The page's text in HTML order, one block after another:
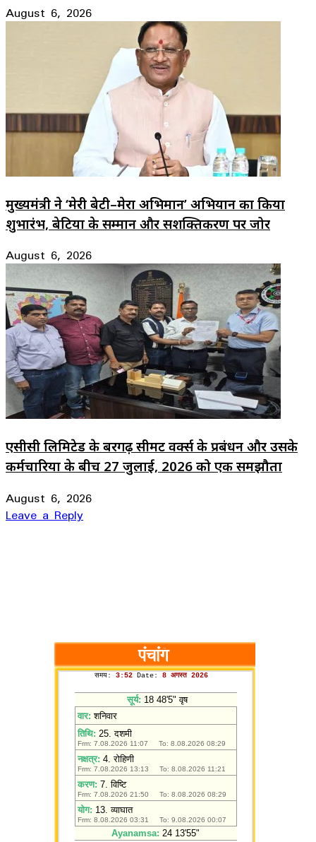
August 6, 2026
मुख्यमंत्री ने ‘मेरी बेटी–मेरा अभिमान’ अभियान का किया
शुभारंभ, बेटियों के सम्मान और सशक्तिकरण पर जोर
August 6, 2026
एसीसी लिमिटेड के बरगढ़ सीमेंट वर्क्स के प्रबंधन और उसके
कर्मचारियों के बीच 27 जुलाई, 2026 को एक समझौता
August 6, 2026
Leave a Reply